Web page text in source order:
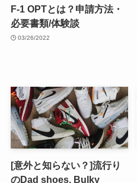
成績、GPAの考え方
08/17/2022
F-1 OPTとは？申請方法・
必要書類/体験談
03/26/2022